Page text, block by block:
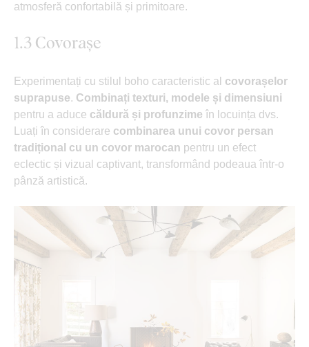
atmosferă confortabilă și primitoare.
1.3 Covorașe
Experimentați cu stilul boho caracteristic al covorașelor
suprapuse. Combinați texturi, modele și dimensiuni
pentru a aduce căldură și profunzime în locuința dvs.
Luați în considerare combinarea unui covor persan
tradițional cu un covor marocan pentru un efect
eclectic și vizual captivant, transformând podeaua într-o
pânză artistică.